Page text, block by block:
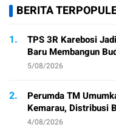
BERITA
1.
TPS 3R Karebosi
Baru Membangun
5/08/2026
2.
Perumda TM
Kemarau, Distribusi
4/08/2026